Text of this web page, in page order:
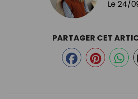
Le 24/
PARTAGER CET